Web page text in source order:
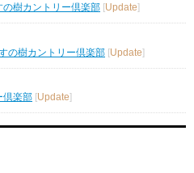
の樹カントリー倶楽部 Update
の樹カントリー倶楽部 [Update]
倶楽部 Update